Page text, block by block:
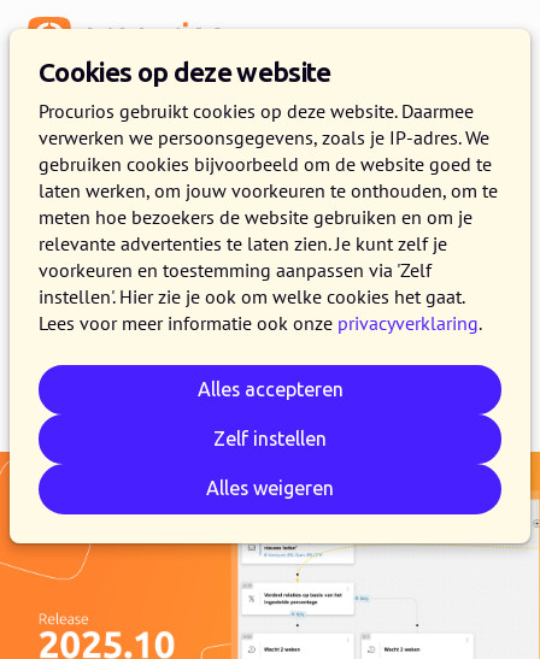
Cookies op deze website
Procurios gebruikt cookies op deze website. Daarmee
verwerken we persoonsgegevens, zoals je IP-adres. We
gebruiken cookies bijvoorbeeld om de website goed te
laten werken, om jouw voorkeuren te onthouden, om te
meten hoe bezoekers de website gebruiken en om je
relevante advertenties te laten zien. Je kunt zelf je
voorkeuren en toestemming aanpassen via 'Zelf
instellen'. Hier zie je ook om welke cookies het gaat.
Lees voor meer informatie ook onze privacyverklaring.
Alles accepteren
Zelf instellen
Alles weigeren
Release 2025.10
23 SEPTEMBER 2025 6 MINUTEN LEZEN
In de loop van 23 september maken alle
klanten van het Procurios Platform gebruik van
release 2025.10. In dit blogbericht lees je wat
er nieuw is en wat er is verbeterd.
Kopieer link